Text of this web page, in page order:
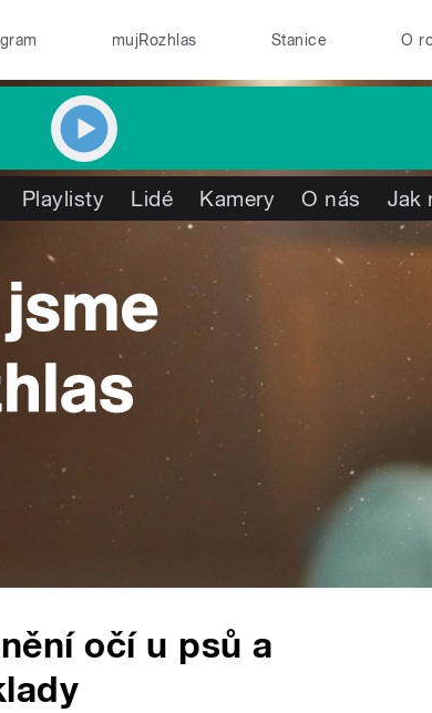
mujRozhlas Stanice O
Playlisty Lidé Kamery O nás Jak
očí u psů a